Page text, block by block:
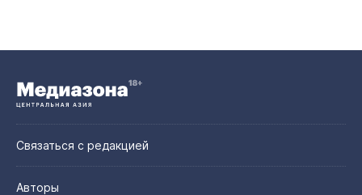
Связаться с редакцией
Авторы